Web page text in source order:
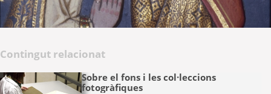
Contingut relacionat
Sobre el fons i les col·leccions
fotogràfiques